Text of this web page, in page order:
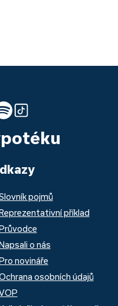
pojmů
příklad
o nás
novináře
osobních údajů